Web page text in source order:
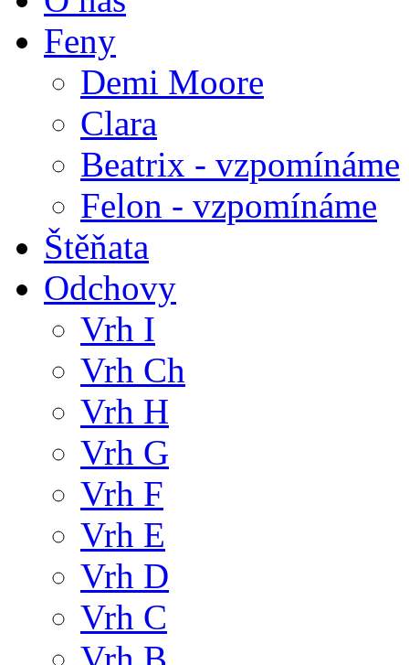
Feny
Demi Moore
Clara
Beatrix - vzpomínáme
Felon - vzpomínáme
Štěňata
Odchovy
Vrh I
Vrh Ch
Vrh H
Vrh G
Vrh F
Vrh E
Vrh D
Vrh C